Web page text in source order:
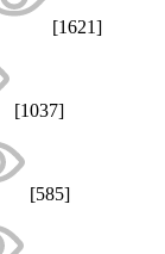
[1621]
[1037]
[585]